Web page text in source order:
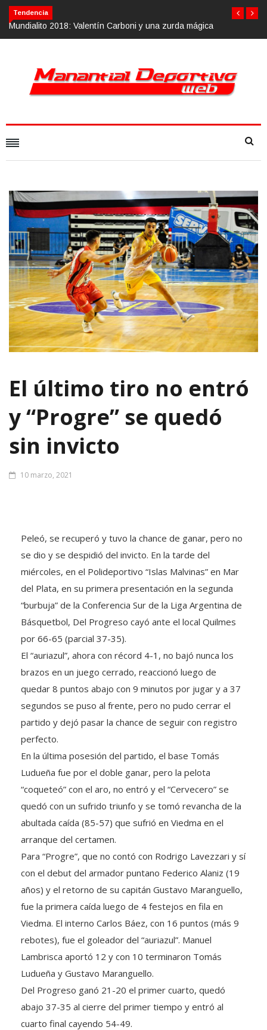
Tendencia
Calvario Race 2018, 10 de noviembre
El último tiro no entró
y “Progre” se quedó
sin invicto
10 marzo, 2021
Peleó, se recuperó y tuvo la chance de ganar, pero no
se dio y se despidió del invicto. En la tarde del
miércoles, en el Polideportivo “Islas Malvinas” en Mar
del Plata, en su primera presentación en la segunda
“burbuja” de la Conferencia Sur de la Liga Argentina de
Básquetbol, Del Progreso cayó ante el local Quilmes
por 66-65 (parcial 37-35).
El “auriazul”, ahora con récord 4-1, no bajó nunca los
brazos en un juego cerrado, reaccionó luego de
quedar 8 puntos abajo con 9 minutos por jugar y a 37
segundos se puso al frente, pero no pudo cerrar el
partido y dejó pasar la chance de seguir con registro
perfecto.
En la última posesión del partido, el base Tomás
Ludueña fue por el doble ganar, pero la pelota
“coqueteó” con el aro, no entró y el “Cervecero” se
quedó con un sufrido triunfo y se tomó revancha de la
abultada caída (85-57) que sufrió en Viedma en el
arranque del certamen.
Para “Progre”, que no contó con Rodrigo Lavezzari y sí
con el debut del armador puntano Federico Alaniz (19
años) y el retorno de su capitán Gustavo Maranguello,
fue la primera caída luego de 4 festejos en fila en
Viedma. El interno Carlos Báez, con 16 puntos (más 9
rebotes), fue el goleador del “auriazul”. Manuel
Lambrisca aportó 12 y con 10 terminaron Tomás
Ludueña y Gustavo Maranguello.
Del Progreso ganó 21-20 el primer cuarto, quedó
abajo 37-35 al cierre del primer tiempo y entró al
cuarto final cayendo 54-49.